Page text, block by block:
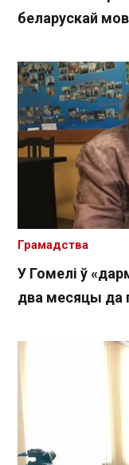
беларускай
У Гомелі ў
два месяцы да
Грамадства